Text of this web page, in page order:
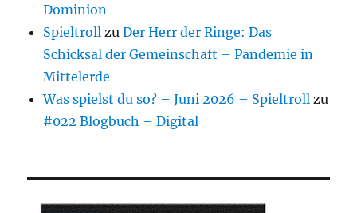
Dominion
Spieltroll zuDer Herr der Ringe: Das
Schicksal der Gemeinschaft – Pandemie in
Mittelerde
Was spielst du so? – Juni 2026 – Spieltroll zu
#022 Blogbuch – Digital